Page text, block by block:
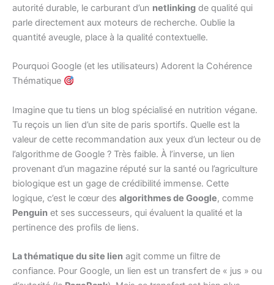
autorité durable, le carburant d’un netlinking de qualité qui
parle directement aux moteurs de recherche. Oublie la
quantité aveugle, place à la qualité contextuelle.
Pourquoi Google (et les utilisateurs) Adorent la Cohérence
Thématique
Imagine que tu tiens un blog spécialisé en nutrition végane.
Tu reçois un lien d’un site de paris sportifs. Quelle est la
valeur de cette recommandation aux yeux d’un lecteur ou de
l’algorithme de Google ? Très faible. À l’inverse, un lien
provenant d’un magazine réputé sur la santé ou l’agriculture
biologique est un gage de crédibilité immense. Cette
logique, c’est le cœur des algorithmes de Google, comme
Penguin et ses successeurs, qui évaluent la qualité et la
pertinence des profils de liens.
La thématique du site lien agit comme un filtre de
confiance. Pour Google, un lien est un transfert de « jus » ou